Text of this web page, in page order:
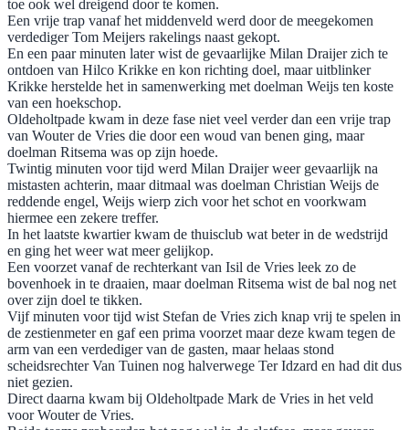
toe ook wel dreigend door te komen.
Een vrije trap vanaf het middenveld werd door de meegekomen
verdediger Tom Meijers rakelings naast gekopt.
En een paar minuten later wist de gevaarlijke Milan Draijer zich te
ontdoen van Hilco Krikke en kon richting doel, maar uitblinker
Krikke herstelde het in samenwerking met doelman Weijs ten koste
van een hoekschop.
Oldeholtpade kwam in deze fase niet veel verder dan een vrije trap
van Wouter de Vries die door een woud van benen ging, maar
doelman Ritsema was op zijn hoede.
Twintig minuten voor tijd werd Milan Draijer weer gevaarlijk na
mistasten achterin, maar ditmaal was doelman Christian Weijs de
reddende engel, Weijs wierp zich voor het schot en voorkwam
hiermee een zekere treffer.
In het laatste kwartier kwam de thuisclub wat beter in de wedstrijd
en ging het weer wat meer gelijkop.
Een voorzet vanaf de rechterkant van Isil de Vries leek zo de
bovenhoek in te draaien, maar doelman Ritsema wist de bal nog net
over zijn doel te tikken.
Vijf minuten voor tijd wist Stefan de Vries zich knap vrij te spelen in
de zestienmeter en gaf een prima voorzet maar deze kwam tegen de
arm van een verdediger van de gasten, maar helaas stond
scheidsrechter Van Tuinen nog halverwege Ter Idzard en had dit dus
niet gezien.
Direct daarna kwam bij Oldeholtpade Mark de Vries in het veld
voor Wouter de Vries.